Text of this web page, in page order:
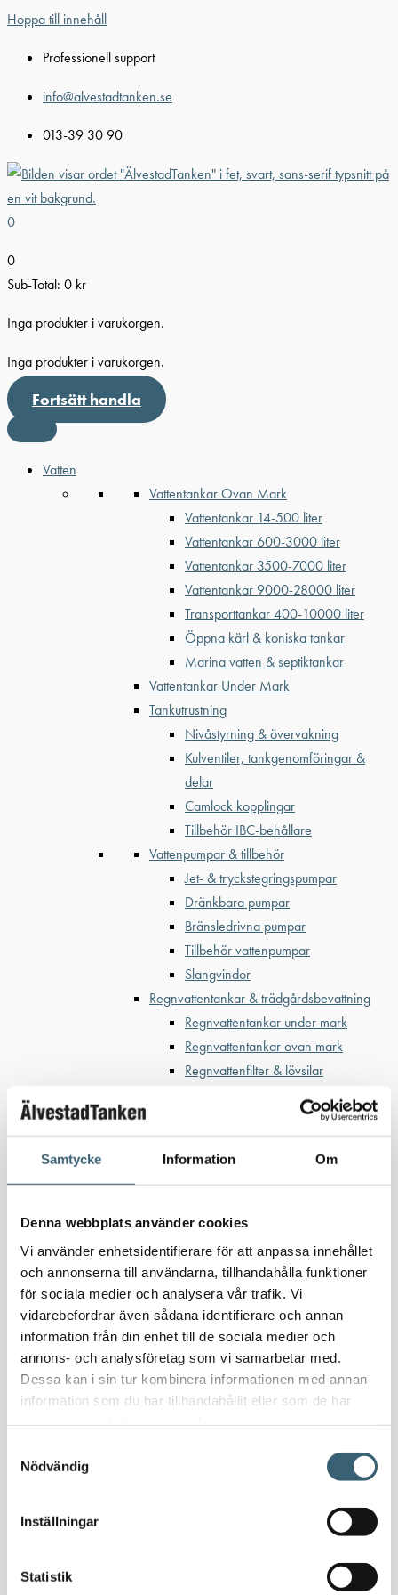
Samtycke Information Om
Denna webbplats använder cookies
Vi använder enhetsidentifierare för att anpassa innehållet
och annonserna till användarna, tillhandahålla funktioner
för sociala medier och analysera vår trafik. Vi
vidarebefordrar även sådana identifierare och annan
information från din enhet till de sociala medier och
annons- och analysföretag som vi samarbetar med.
Dessa kan i sin tur kombinera informationen med annan
information som du har tillhandahållit eller som de har
Nödvändig
Inställningar
Statistik
Hoppa till innehåll
Professionell support
info@alvestadtanken.se
013-39 30 90
0
0
Sub-Total: 0 kr
Inga produkter i varukorgen.
Inga produkter i varukorgen.
Fortsätt handla
Vatten
Vattentankar Ovan Mark
Vattentankar 14-500 liter
Vattentankar 600-3000 liter
Vattentankar 3500-7000 liter
Vattentankar 9000-28000 liter
Transporttankar 400-10000 liter
Öppna kärl & koniska tankar
Marina vatten & septiktankar
Vattentankar Under Mark
Tankutrustning
Nivåstyrning & övervakning
Kulventiler, tankgenomföringar &
delar
Camlock kopplingar
Tillbehör IBC-behållare
Vattenpumpar & tillbehör
Jet- & tryckstegringspumpar
Dränkbara pumpar
Bränsledrivna pumpar
Tillbehör vattenpumpar
Slangvindor
Regnvattentankar & trädgårdsbevattning
Regnvattentankar under mark
Regnvattentankar ovan mark
Regnvattenfilter & lövsilar
Bufferttankar till växtskyddsspruta
Vattenplattformar
Vattenvagnar
Nödvattenutrustning
Specialsvetsade lagringstankar
Ståltankar för lagring, transport & process
AdBlue
AdBluetankar
AdBlue transporttankar
AdBluepumpar & tillbehör
Diesel
Dieseltank reservdelar & tillbehör